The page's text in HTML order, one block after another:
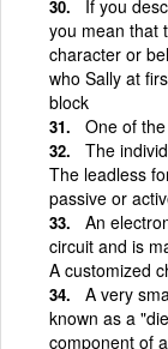
If you
you mean that
character or
who Sally at
block
One of
The
The leadless
passive or
An
circuit and is
A customized
A very
known as a
component of